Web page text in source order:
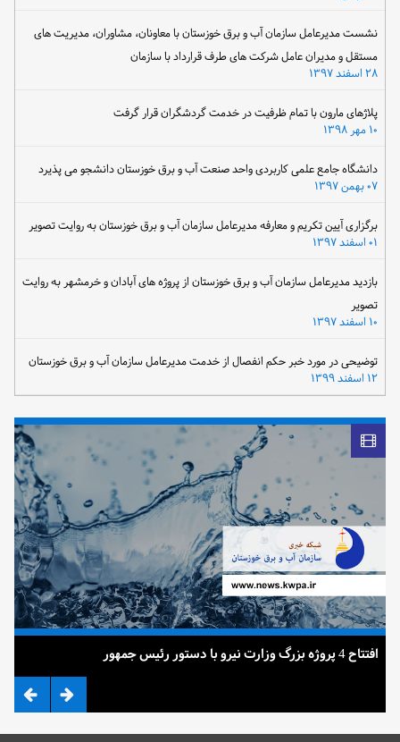
نشست مدیرعامل سازمان آب و برق خوزستان با معاونان، مشاوران، مدیریت های
مستقل و مدیران عامل شرکت های طرف قرارداد با سازمان
پلاژهای مارون با تمام ظرفیت در خدمت گردشگران قرار گرفت
دانشگاه جامع علمی کاربردی واحد صنعت آب و برق خوزستان دانشجو می پذیرد
برگزاری آیین تکریم و معارفه مدیرعامل سازمان آب و برق خوزستان به روایت تصویر
بازدید مدیرعامل سازمان آب و برق خوزستان از پروژه های آبادان و خرمشهر به روایت
تصویر
توضیحی در مورد خبر حکم انفصال از خدمت مدیرعامل سازمان آب و برق خوزستان
افتتاح 4 پروژه بزرگ وزارت نیرو با دستور رئیس جمهور